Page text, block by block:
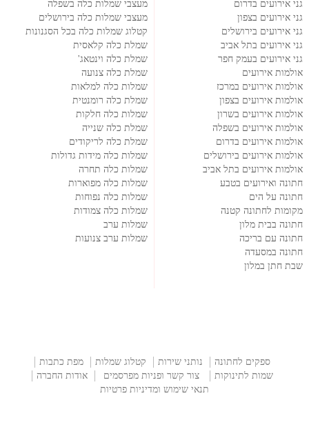
גני אירועים בדרום
גני אירועים בצפון
גני אירועים בירושלים
גני אירועים בתל אביב
גני אירועים בעמק חפר
אולמות אירועים
אולמות אירועים במרכז
אולמות אירועים בצפון
אולמות אירועים בשרון
אולמות אירועים בשפלה
אולמות אירועים בדרום
אולמות אירועים בירושלים
אולמות אירועים בתל אביב
חתונה ואירועים בטבע
חתונה על הים
מקומות לחתונה קטנה
חתונה בבית מלון
חתונה עם בריכה
חתונה במסעדה
שבת חתן במלון
מעצבי שמלות כלה בשפלה
מעצבי שמלות כלה בירושלים
קטלוג שמלות כלה בכל הסגנונות
שמלת כלה קלאסית
שמלת כלה וינטאג'
שמלת כלה צנועה
שמלות כלה למלאות
שמלת כלה רומנטית
שמלות כלה חלקות
שמלת כלה שנייה
שמלת כלה לריקודים
שמלות כלה מידות גדולות
שמלות כלה תחרה
שמלות כלה מפוארות
שמלות כלה נפוחות
שמלות כלה צמודות
שמלות ערב
שמלות ערב צנועות
ספקים לחתונה נותני שירות קטלוג שמלות
מפת כתבות
שמות לתינוקות
צור קשר ופניות מפרסמים
אודות החברה
תנאי שימוש ומדיניות פרטיות